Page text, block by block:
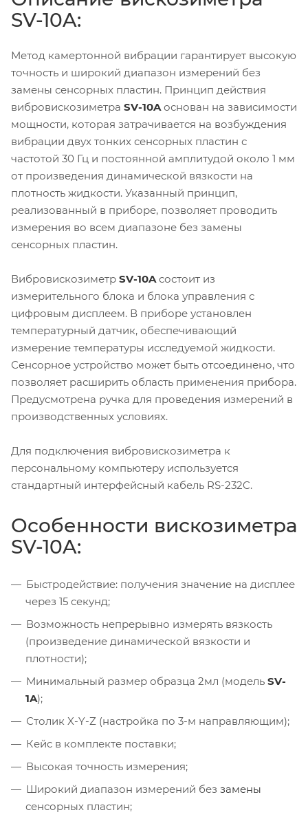
SV-10A:
Метод камертонной вибрации гарантирует высокую
точность и широкий диапазон измерений без
замены сенсорных пластин. Принцип действия
вибровискозиметра SV-10Aоснован на зависимости
мощности, которая затрачивается на возбуждения
вибрации двух тонких сенсорных пластин с
частотой 30 Гц и постоянной амплитудой около 1 мм
от произведения динамической вязкости на
плотность жидкости. Указанный принцип,
реализованный в приборе, позволяет проводить
измерения во всем диапазоне без замены
сенсорных пластин.
Вибровискозиметр SV-10Aсостоит из
измерительного блока и блока управления с
цифровым дисплеем. В приборе установлен
температурный датчик, обеспечивающий
измерение температуры исследуемой жидкости.
Сенсорное устройство может быть отсоединено, что
позволяет расширить область применения прибора.
Предусмотрена ручка для проведения измерений в
производственных условиях.
Для подключения вибровискозиметра к
персональному компьютеру используется
стандартный интерфейсный кабель RS-232C.
Особенности вискозиметра
SV-10A:
Быстродействие: получения значение на дисплее
через 15 секунд;
Возможность непрерывно измерять вязкость
(произведение динамической вязкости и
плотности);
Минимальный размер образца 2мл (модель SV-
1A);
Столик X-Y-Z (настройка по 3-м направляющим);
Кейс в комплекте поставки;
Высокая точность измерения;
Широкий диапазон измерений без замены
сенсорных пластин;